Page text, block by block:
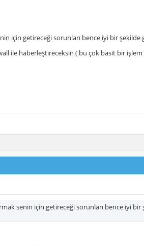
için getireceği sorunları bence iyi bir şekilde
ile haberleştireceksin ( bu çok basit bir
senin için getireceği sorunları bence iyi bir